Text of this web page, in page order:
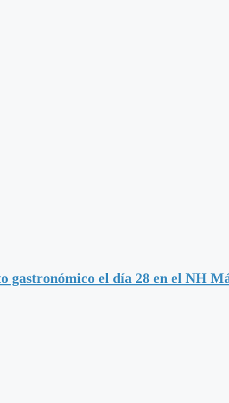
gastronómico el día 28 en el NH